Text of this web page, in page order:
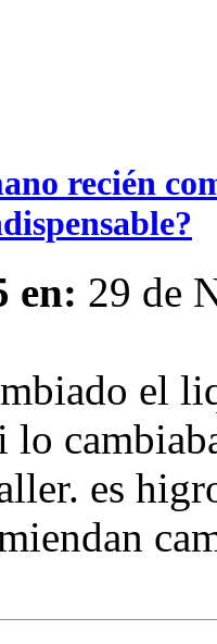
recién
en: 29 de
el
es